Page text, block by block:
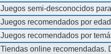
Juegos semi-desconocidos
Juegos recomendados por
Juegos recomendados por
Tiendas online recomendadas.